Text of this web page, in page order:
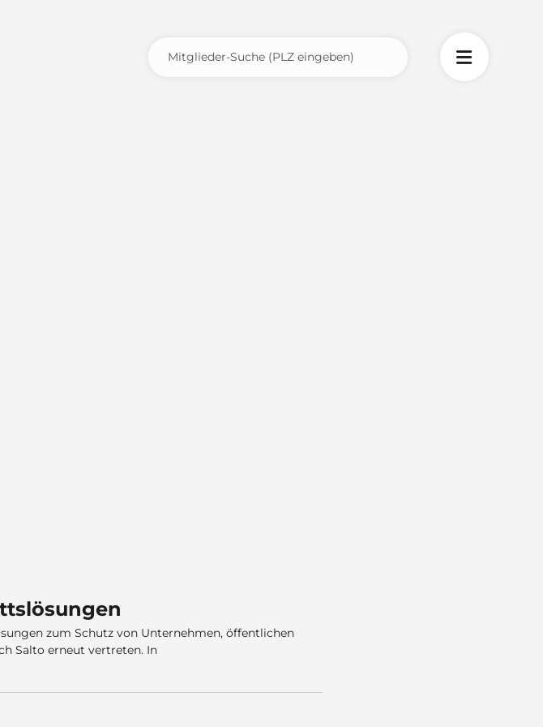
zum Schutz von Unternehmen, öffentlichen
Salto erneut vertreten. In